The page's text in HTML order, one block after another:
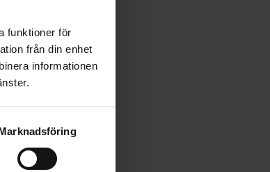
funktioner för
från din enhet
informationen